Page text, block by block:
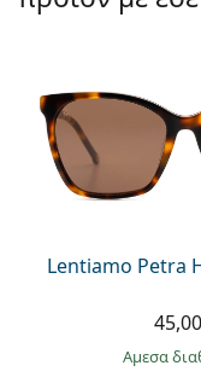
Persol
Όλες οι μάρκες
Lentiamo Petra
άμεσα